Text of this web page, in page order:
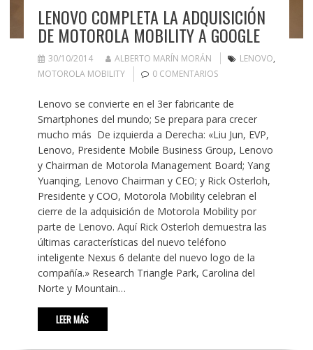
LENOVO COMPLETA LA ADQUISICIÓN
DE MOTOROLA MOBILITY A GOOGLE
30/10/2014 ALBERTO MARÍN MORÁN LENOVO,
MOTOROLA MOBILITY
0 COMENTARIOS
Lenovo se convierte en el 3er fabricante de
Smartphones del mundo; Se prepara para crecer
mucho más De izquierda a Derecha: «Liu Jun, EVP,
Lenovo, Presidente Mobile Business Group, Lenovo
y Chairman de Motorola Management Board; Yang
Yuanqing, Lenovo Chairman y CEO; y Rick Osterloh,
Presidente y COO, Motorola Mobility celebran el
cierre de la adquisición de Motorola Mobility por
parte de Lenovo. Aquí Rick Osterloh demuestra las
últimas características del nuevo teléfono
inteligente Nexus 6 delante del nuevo logo de la
compañía.» Research Triangle Park, Carolina del
Norte y Mountain…
LEER MÁS